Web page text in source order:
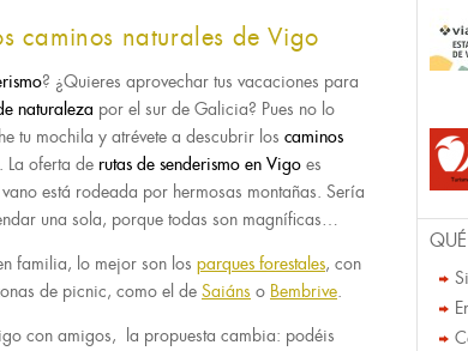
caminos naturales de Vigo
? ¿Quieres aprovechar tus vacaciones para
naturaleza por el sur de Galicia? Pues no lo
tu mochila y atrévete a descubrir los caminos
La oferta de rutas de senderismo en Vigo es
está rodeada por hermosas montañas. Sería
una sola, porque todas son magníficas…
familia, lo mejor son los parques forestales, con
de picnic, como el de Saiáns o Bembrive.
con amigos, la propuesta cambia: podéis